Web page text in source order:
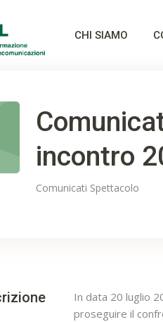
CHI SIAMO
incontro
Comunicati Spettacolo
In data 20 luglio
proseguire il